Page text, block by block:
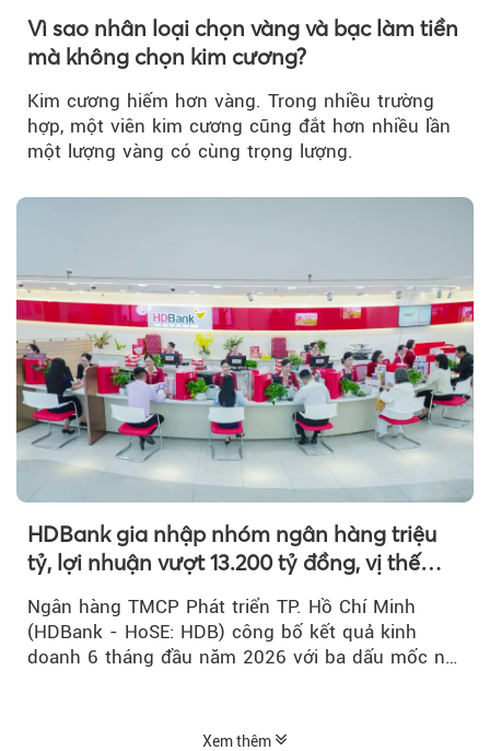
Vì sao nhân loại chọn vàng và bạc làm tiền
mà không chọn kim cương?
Kim cương hiếm hơn vàng. Trong nhiều trường
hợp, một viên kim cương cũng đắt hơn nhiều lần
một lượng vàng có cùng trọng lượng.
HDBank gia nhập nhóm ngân hàng triệu
tỷ, lợi nhuận vượt 13.200 tỷ đồng, vị thế
mới trên thị trường vốn quốc tế
Ngân hàng TMCP Phát triển TP. Hồ Chí Minh
(HDBank - HoSE: HDB) công bố kết quả kinh
doanh 6 tháng đầu năm 2026 với ba dấu mốc nổi
Xem thêm